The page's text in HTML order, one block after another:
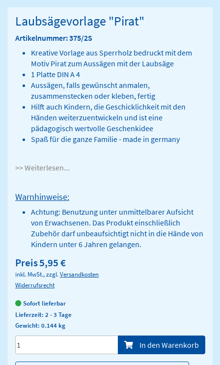
Laubsägevorlage "Pirat"
Artikelnummer: 375/2S
Kreative Vorlage aus Sperrholz bedruckt mit dem
Motiv Pirat zum Aussägen mit der Laubsäge
1 Platte DIN A 4
Aussägen, falls gewünscht anmalen,
zusammenstecken oder kleben, fertig
Hilft auch Kindern, die Geschicklichkeit mit den
Händen weiterzuentwickeln und ist eine
pädagogisch wertvolle Geschenkidee
Spaß für die ganze Familie - made in germany
>> Weiterlesen...
Warnhinweise:
Achtung: Benutzung unter unmittelbarer Aufsicht
von Erwachsenen. Das Produkt einschließlich
Zubehör darf unbeaufsichtigt nicht in die Hände von
Kindern unter 6 Jahren gelangen.
Preis5,95 €
inkl. MwSt., zzgl.Versandkosten
Widerrufsrecht
Sofort lieferbar
Lieferzeit: 2 - 3 Tage
Gewicht: 0.144 kg
Menge/Pieces In den Warenkorb